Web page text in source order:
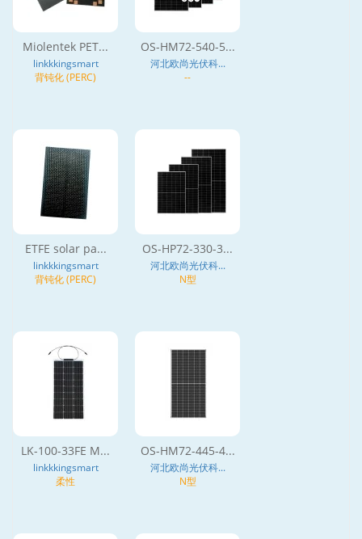
Miolentek PET...
linkkkingsmart
背钝化 (PERC)
OS-HM72-540-5...
河北欧尚光伏科...
--
ETFE solar pa...
linkkkingsmart
背钝化 (PERC)
OS-HP72-330-3...
河北欧尚光伏科...
N型
LK-100-33FE M...
linkkkingsmart
柔性
OS-HM72-445-4...
河北欧尚光伏科...
N型